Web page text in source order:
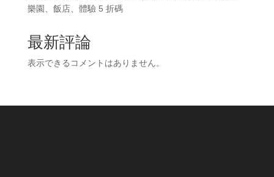
樂園、飯店、體驗 5 折碼
最新評論
表示できるコメントはありません。